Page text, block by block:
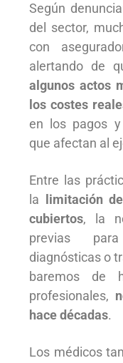
Según
del sector,
con
alertando de
algunos actos
los costes
en los pagos y
que afectan al
Entre las
la
limitación
cubiertos, la
previas
diagnósticas o
baremos de
profesionales,
hace décadas.
Los médicos